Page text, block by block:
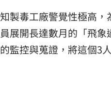
製毒工廠警覺性極高
展開長達數月的「飛
監控與蒐證，將這個3